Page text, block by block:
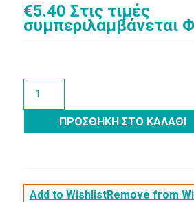
€5.40 Στις τιμές
συμπεριλαμβάνεται
Πιπεριάς
"Μελιτζανοπιπεριά"
ποσότητα
ΠΡΟΣΘΉΚΗ ΣΤΟ ΚΑΛΆΘΙ
Add to WishlistRemove from